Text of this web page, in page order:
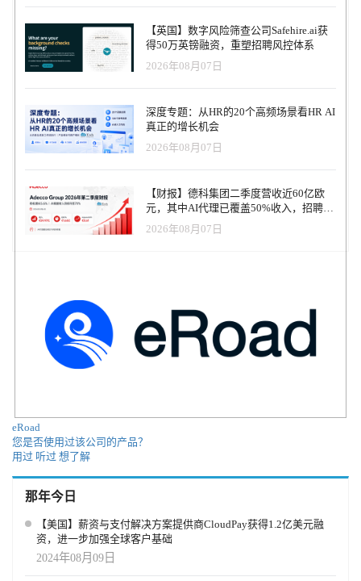
【英国】数字风险筛查公司Safehire.ai获
得50万英镑融资，重塑招聘风控体系
2026年08月07日
深度专题：从HR的20个高频场景看HR AI
真正的增长机会
2026年08月07日
【财报】德科集团二季度营收近60亿欧
元，其中AI代理已覆盖50%收入，招聘服
务进入运营重构阶段
2026年08月07日
eRoad
您是否使用过该公司的产品？
用过 听过 想了解
那年今日
【美国】薪资与支付解决方案提供商CloudPay获得1.2亿美元融
资，进一步加强全球客户基础
2024年08月09日